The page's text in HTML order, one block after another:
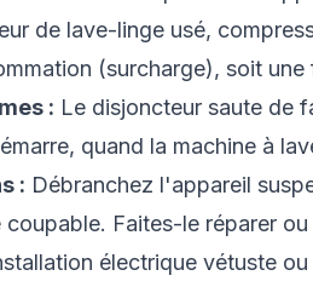
de lave-linge usé,
(surcharge), soit
: Le disjoncteur saute de
quand la machine à
: Débranchez l'appareil
Faites-le réparer
électrique vétuste